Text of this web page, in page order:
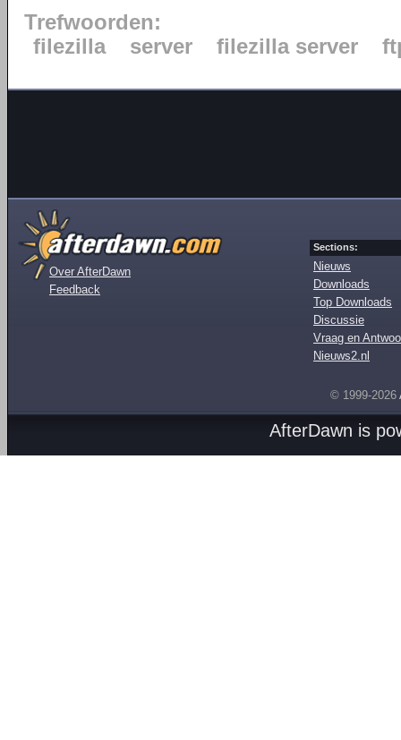
Trefwoorden:
filezilla
server filezilla server
Over AfterDawn
Feedback
Sections:
Nieuws
Downloads
Top Downloads
Discussie
Vraag en
Nieuws2.nl
© 1999-2026
AfterDawn is